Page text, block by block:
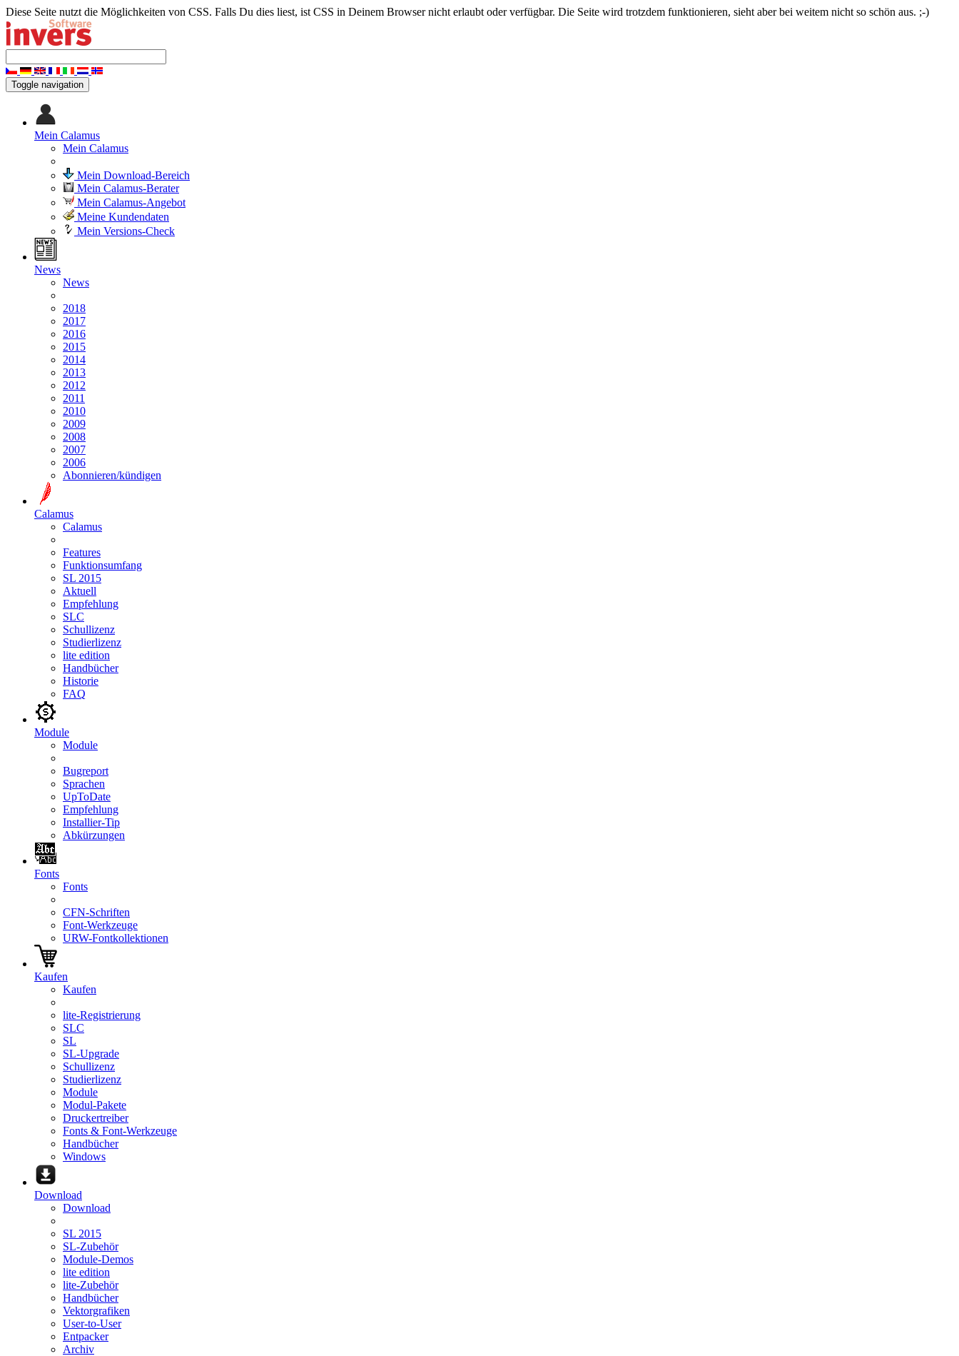
Diese Seite nutzt die Möglichkeiten von CSS. Falls Du dies liest, ist CSS in Deinem Browser nicht erlaubt oder verfügbar. Die Seite wird trotzdem funktionieren, sieht aber bei weitem nicht so schön aus. ;-)
Toggle navigation
Mein Calamus
Mein Calamus
Mein Download-Bereich
Mein Calamus-Berater
Mein Calamus-Angebot
Meine Kundendaten
Mein Versions-Check
News
News
2018
2017
2016
2015
2014
2013
2012
2011
2010
2009
2008
2007
2006
Abonnieren/kündigen
Calamus
Calamus
Features
Funktionsumfang
SL 2015
Aktuell
Empfehlung
SLC
Schullizenz
Studierlizenz
lite edition
Handbücher
Historie
FAQ
Module
Module
Bugreport
Sprachen
UpToDate
Empfehlung
Installier-Tip
Abkürzungen
Fonts
Fonts
CFN-Schriften
Font-Werkzeuge
URW-Fontkollektionen
Kaufen
Kaufen
lite-Registrierung
SLC
SL
SL-Upgrade
Schullizenz
Studierlizenz
Module
Modul-Pakete
Druckertreiber
Fonts & Font-Werkzeuge
Handbücher
Windows
Download
Download
SL 2015
SL-Zubehör
Module-Demos
lite edition
lite-Zubehör
Handbücher
Vektorgrafiken
User-to-User
Entpacker
Archiv